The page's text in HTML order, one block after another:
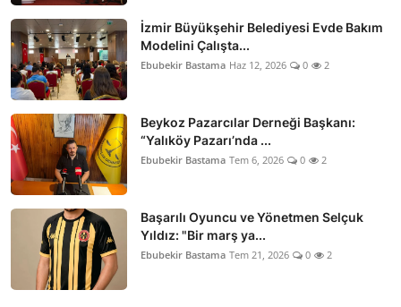
İzmir Büyükşehir Belediyesi Evde Bakım
Modelini Çalışta...
Ebubekir Bastama Haz 12, 2026 0 2
Beykoz Pazarcılar Derneği Başkanı:
“Yalıköy Pazarı’nda ...
Ebubekir Bastama Tem 6, 2026 0 2
Başarılı Oyuncu ve Yönetmen Selçuk
Yıldız: "Bir marş ya...
Ebubekir Bastama Tem 21, 2026 0 2